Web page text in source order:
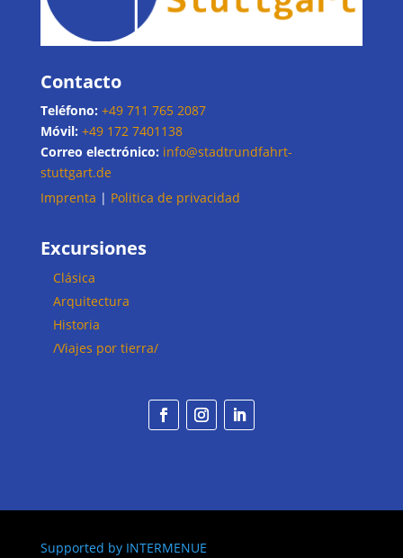
Contacto
Teléfono: +49 711 765 2087
Móvil: +49 172 7401138
Correo electrónico: info@stadtrundfahrt-
stuttgart.de
Imprenta | Politica de privacidad
Excursiones
Clásica
Arquitectura
Historia
/Viajes por tierra/
Supported by INTERMENUE